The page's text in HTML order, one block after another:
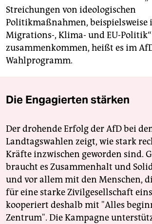
Streichungen von ideologischen
Politikmaßnahmen, beispielsweise
Migrations-, Klima- und EU-Politik“
zusammenkommen, heißt es im
Wahlprogramm.
Die Engagierten stärken
Der drohende Erfolg der AfD bei
Landtagswahlen zeigt, wie stark
Kräfte inzwischen geworden sind.
braucht es Zusammenhalt und
und vor allem mit den Menschen,
für eine starke Zivilgesellschaft
kooperiert deshalb mit "Alles
Zentrum". Die Kampagne